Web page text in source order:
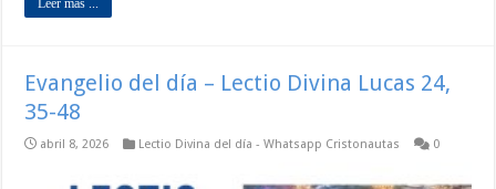
Leer mas ...
Evangelio del día – Lectio Divina Lucas 24,
35-48
abril 8, 2026 Lectio Divina del día - Whatsapp Cristonautas 0